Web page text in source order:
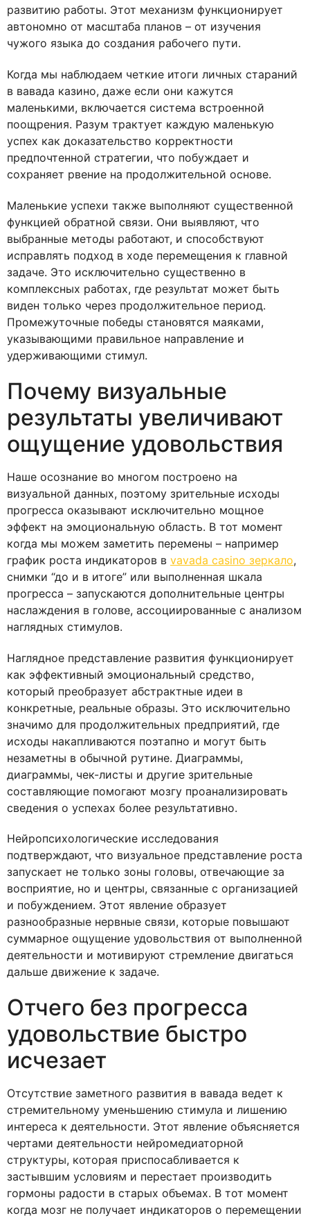
развитию работы. Этот механизм функционирует
автономно от масштаба планов – от изучения
чужого языка до создания рабочего пути.
Когда мы наблюдаем четкие итоги личных стараний
в вавада казино, даже если они кажутся
маленькими, включается система встроенной
поощрения. Разум трактует каждую маленькую
успех как доказательство корректности
предпочтенной стратегии, что побуждает и
сохраняет рвение на продолжительной основе.
Маленькие успехи также выполняют существенной
функцией обратной связи. Они выявляют, что
выбранные методы работают, и способствуют
исправлять подход в ходе перемещения к главной
задаче. Это исключительно существенно в
комплексных работах, где результат может быть
виден только через продолжительное период.
Промежуточные победы становятся маяками,
указывающими правильное направление и
удерживающими стимул.
Почему визуальные
результаты увеличивают
ощущение удовольствия
Наше осознание во многом построено на
визуальной данных, поэтому зрительные исходы
прогресса оказывают исключительно мощное
эффект на эмоциональную область. В тот момент
когда мы можем заметить перемены – например
график роста индикаторов в vavada casino зеркало,
снимки “до и в итоге” или выполненная шкала
прогресса – запускаются дополнительные центры
наслаждения в голове, ассоциированные с анализом
наглядных стимулов.
Наглядное представление развития функционирует
как эффективный эмоциональный средство,
который преобразует абстрактные идеи в
конкретные, реальные образы. Это исключительно
значимо для продолжительных предприятий, где
исходы накапливаются поэтапно и могут быть
незаметны в обычной рутине. Диаграммы,
диаграммы, чек-листы и другие зрительные
составляющие помогают мозгу проанализировать
сведения о успехах более результативно.
Нейропсихологические исследования
подтверждают, что визуальное представление роста
запускает не только зоны головы, отвечающие за
восприятие, но и центры, связанные с организацией
и побуждением. Этот явление образует
разнообразные нервные связи, которые повышают
суммарное ощущение удовольствия от выполненной
деятельности и мотивируют стремление двигаться
дальше движение к задаче.
Отчего без прогресса
удовольствие быстро
исчезает
Отсутствие заметного развития в вавада ведет к
стремительному уменьшению стимула и лишению
интереса к деятельности. Этот явление объясняется
чертами деятельности нейромедиаторной
структуры, которая приспосабливается к
застывшим условиям и перестает производить
гормоны радости в старых объемах. В тот момент
когда мозг не получает индикаторов о перемещении